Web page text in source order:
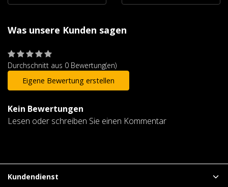
Was unsere Kunden sagen
Durchschnitt aus 0 Bewertung(en)
Eigene Bewertung erstellen
Kein Bewertungen
Lesen oder schreiben Sie einen Kommentar
Kundendienst